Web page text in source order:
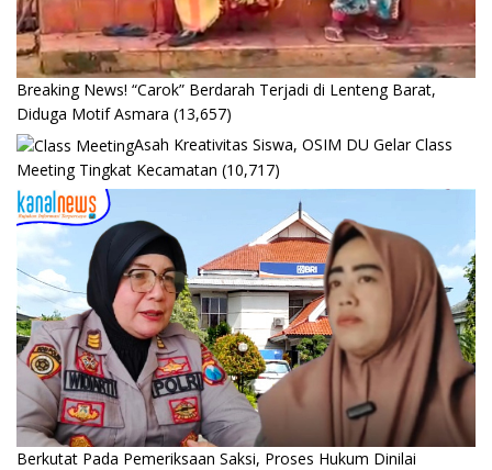
Breaking News! “Carok” Berdarah Terjadi di Lenteng Barat,
Diduga Motif Asmara (13,657)
Asah Kreativitas Siswa, OSIM DU Gelar Class
Meeting Tingkat Kecamatan (10,717)
Berkutat Pada Pemeriksaan Saksi, Proses Hukum Dinilai